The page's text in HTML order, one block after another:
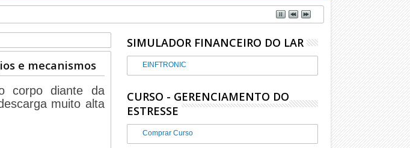
e mecanismos
corpo diante da
muito alta
SIMULADOR FINANCEIRO DO LAR
EINFTRONIC
CURSO - GERENCIAMENTO DO
ESTRESSE
Comprar Curso